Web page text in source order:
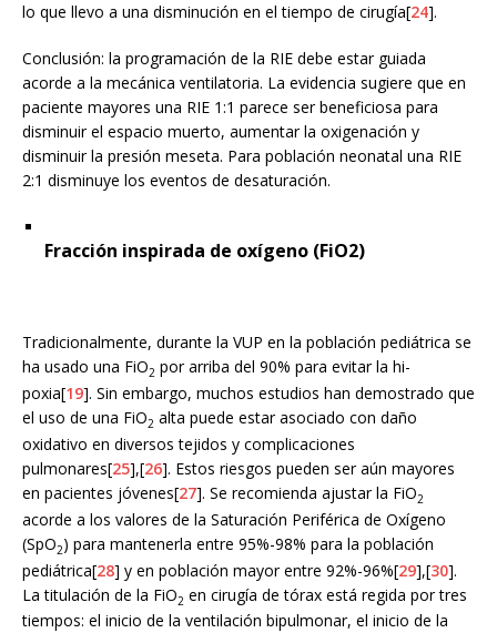
lo que llevo a una disminución en el tiempo de cirugía[24].
Conclusión: la programación de la RIE debe estar guiada
acorde a la mecánica ventilatoria. La evidencia sugiere que en
paciente mayores una RIE 1:1 parece ser beneficiosa para
disminuir el espacio muerto, aumentar la oxigenación y
disminuir la presión meseta. Para población neonatal una RIE
2:1 disminuye los eventos de desaturación.
Fracción inspirada de oxígeno (FiO2)
Tradicionalmente, durante la VUP en la población pediátrica se
ha usado una FiO2 por arriba del 90% para evitar la hi-
poxia[19]. Sin embargo, muchos estudios han demostrado que
el uso de una FiO2 alta puede estar asociado con daño
oxidativo en diversos tejidos y complicaciones
pulmonares[25],[26]. Estos riesgos pueden ser aún mayores
en pacientes jóvenes[27]. Se recomienda ajustar la FiO2
acorde a los valores de la Saturación Periférica de Oxígeno
(SpO2) para mantenerla entre 95%-98% para la población
pediátrica[28] y en población mayor entre 92%-96%[29],[30].
La titulación de la FiO2 en cirugía de tórax está regida por tres
tiempos: el inicio de la ventilación bipulmonar, el inicio de la